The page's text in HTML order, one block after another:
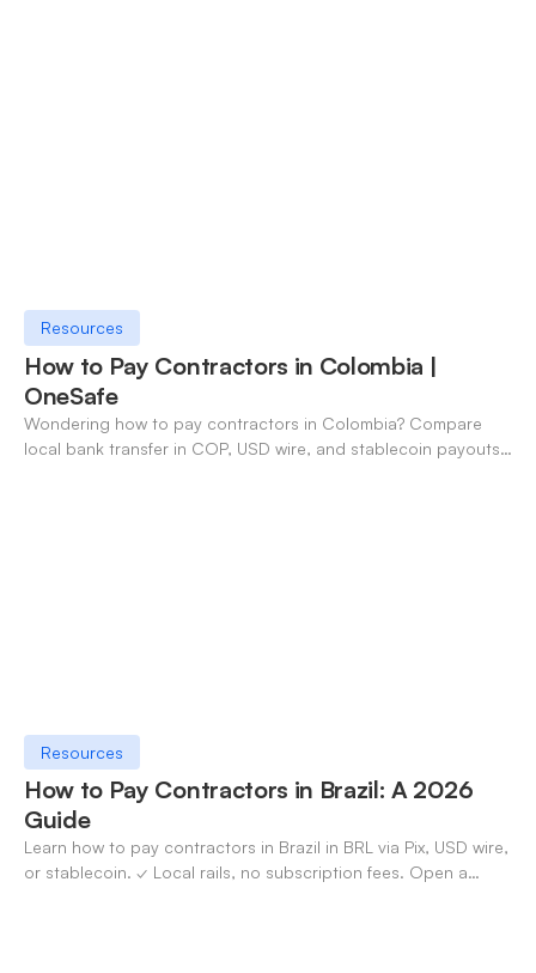
Resources
How to Pay Contractors in Colombia |
OneSafe
Wondering how to pay contractors in Colombia? Compare
local bank transfer in COP, USD wire, and stablecoin payouts.
Resources
How to Pay Contractors in Brazil: A 2026
Guide
Learn how to pay contractors in Brazil in BRL via Pix, USD wire,
or stablecoin. ✓ Local rails, no subscription fees. Open a